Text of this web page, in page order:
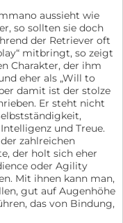
aussieht wie
so sollten sie doch
der Retriever oft
mitbringt, so zeigt
Charakter, der ihm
eher als „Will to
damit ist der stolze
Er steht nicht
und Treue.
zahlreichen
der holt sich eher
oder Agility
Mit ihnen kann man,
gut auf Augenhöhe
das von Bindung,